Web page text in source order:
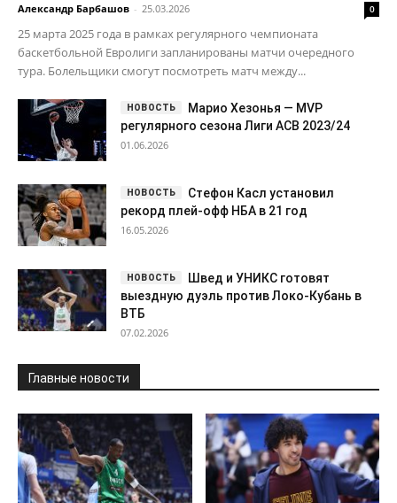
Александр Барбашов - 25.03.2026 0
25 марта 2025 года в рамках регулярного чемпионата
баскетбольной Евролиги запланированы матчи очередного
тура. Болельщики смогут посмотреть матч между...
Марио Хезонья — MVP
регулярного сезона Лиги ACB 2023/24
01.06.2026
Стефон Касл установил
рекорд плей-офф НБА в 21 год
16.05.2026
Швед и УНИКС готовят
выездную дуэль против Локо-Кубань в
ВТБ
07.02.2026
Главные новости